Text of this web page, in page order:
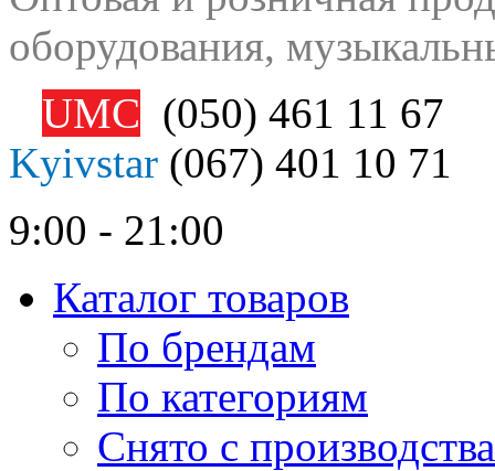
оборудования,
UMC (050) 461 11 67
Kyivstar (067) 401 10 71
9:00 - 21:00
Каталог товаров
По брендам
По категориям
Снято с производства